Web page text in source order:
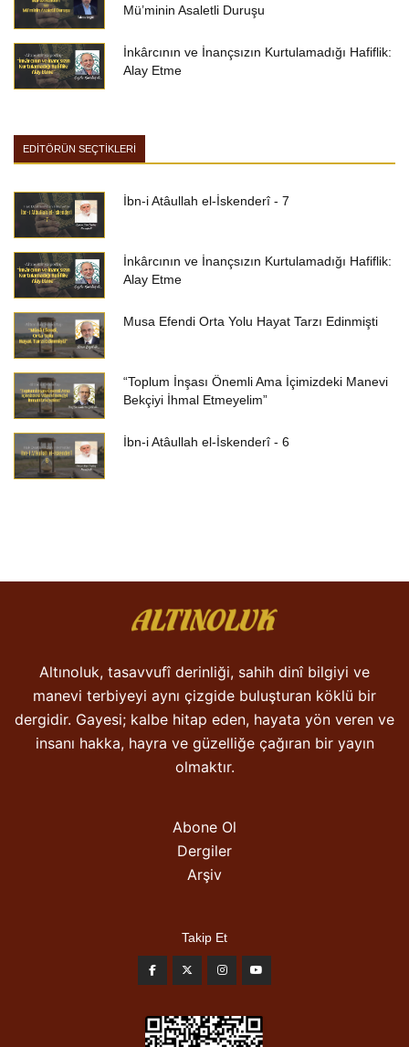
Mü’minin Asaletli Duruşu
İnkârcının ve İnançsızın Kurtulamadığı Hafiflik:
Alay Etme
EDİTÖRÜN SEÇTİKLERİ
İbn-i Atâullah el-İskenderî - 7
İnkârcının ve İnançsızın Kurtulamadığı Hafiflik:
Alay Etme
Musa Efendi Orta Yolu Hayat Tarzı Edinmişti
“Toplum İnşası Önemli Ama İçimizdeki Manevi
Bekçiyi İhmal Etmeyelim”
İbn-i Atâullah el-İskenderî - 6
Altınoluk, tasavvufî derinliği, sahih dinî bilgiyi ve
manevi terbiyeyi aynı çizgide buluşturan köklü bir
dergidir. Gayesi; kalbe hitap eden, hayata yön veren ve
insanı hakka, hayra ve güzelliğe çağıran bir yayın
olmaktır.
Abone Ol
Dergiler
Arşiv
Takip Et